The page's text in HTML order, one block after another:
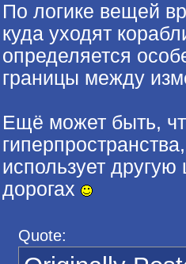
По логике вещей
куда уходят
определяется
границы между
Ещё может быть,
использует
дорогах
Quote: